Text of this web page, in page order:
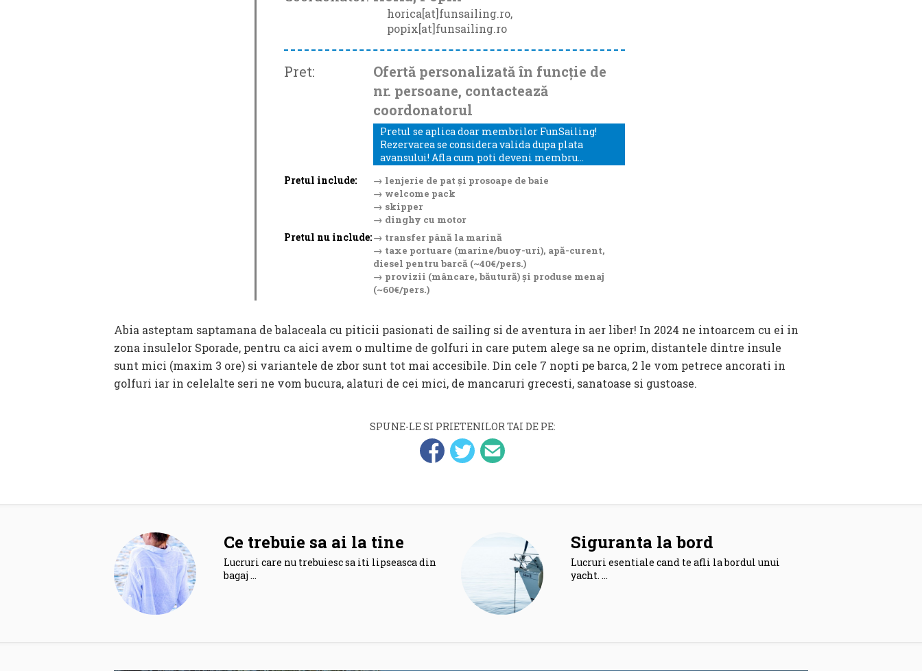
horica[at]funsailing.ro,
popix[at]funsailing.ro
Pret:
Ofertă personalizată în funcție de
nr. persoane, contactează
coordonatorul
Pretul se aplica doar membrilor FunSailing!
Rezervarea se considera valida dupa plata
avansului! Afla cum poti deveni membru...
Pretul include:
→ lenjerie de pat și prosoape de baie
→ welcome pack
→ skipper
→ dinghy cu motor
Pretul nu include:→ transfer până la marină
→ taxe portuare (marine/buoy-uri), apă-curent,
diesel pentru barcă (~40€/pers.)
→ provizii (mâncare, băutură) și produse menaj
(~60€/pers.)
Abia asteptam saptamana de balaceala cu piticii pasionati de sailing si de aventura in aer liber! In 2024 ne intoarcem cu ei in
zona insulelor Sporade, pentru ca aici avem o multime de golfuri in care putem alege sa ne oprim, distantele dintre insule
sunt mici (maxim 3 ore) si variantele de zbor sunt tot mai accesibile. Din cele 7 nopti pe barca, 2 le vom petrece ancorati in
golfuri iar in celelalte seri ne vom bucura, alaturi de cei mici, de mancaruri grecesti, sanatoase si gustoase.
SPUNE-LE SI PRIETENILOR TAI DE PE:
Ce trebuie sa ai la tine
Lucruri care nu trebuiesc sa iti lipseasca din
bagaj …
Siguranta la bord
Lucruri esentiale cand te afli la bordul unui
yacht. …